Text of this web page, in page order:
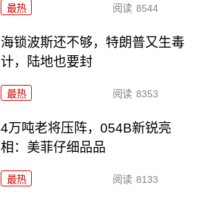
最热 阅读 8544
海锁波斯还不够，特朗普又生毒
计，陆地也要封
最热 阅读 8353
4万吨老将压阵，054B新锐亮
相：美菲仔细品品
最热 阅读 8133